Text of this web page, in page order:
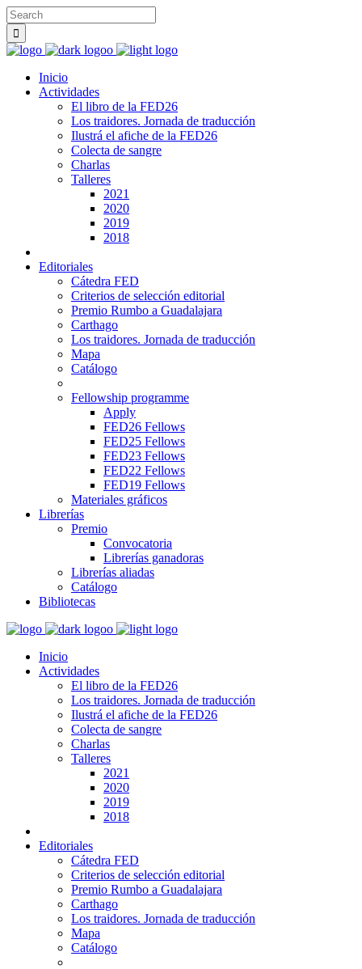
Inicio
Actividades
El libro de la FED26
Los traidores. Jornada de traducción
Ilustrá el afiche de la FED26
Colecta de sangre
Charlas
Talleres
2021
2020
2019
2018
Editoriales
Cátedra FED
Criterios de selección editorial
Premio Rumbo a Guadalajara
Carthago
Los traidores. Jornada de traducción
Mapa
Catálogo
Fellowship programme
Apply
FED26 Fellows
FED25 Fellows
FED23 Fellows
FED22 Fellows
FED19 Fellows
Materiales gráficos
Librerías
Premio
Convocatoria
Librerías ganadoras
Librerías aliadas
Catálogo
Bibliotecas
Inicio
Actividades
El libro de la FED26
Los traidores. Jornada de traducción
Ilustrá el afiche de la FED26
Colecta de sangre
Charlas
Talleres
2021
2020
2019
2018
Editoriales
Cátedra FED
Criterios de selección editorial
Premio Rumbo a Guadalajara
Carthago
Los traidores. Jornada de traducción
Mapa
Catálogo